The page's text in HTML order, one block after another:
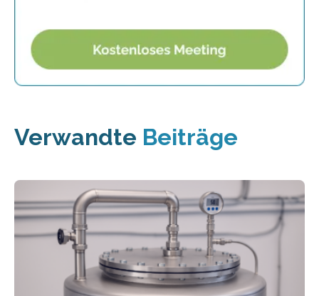
Verwandte Beiträge